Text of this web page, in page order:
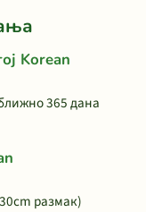
Korean
365 дана
размак)